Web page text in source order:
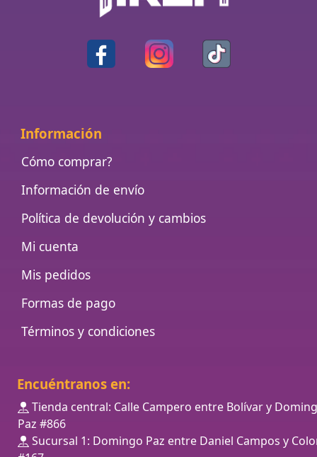
Información
Cómo comprar?
Información de envío
Política de devolución y cambios
Mi cuenta
Mis pedidos
Formas de pago
Términos y condiciones
Encuéntranos en:
Tienda central: Calle Campero entre Bolívar y
Paz #866
Sucursal 1: Domingo Paz entre Daniel Campos y